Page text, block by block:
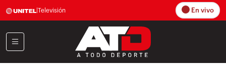
Televisión En vivo